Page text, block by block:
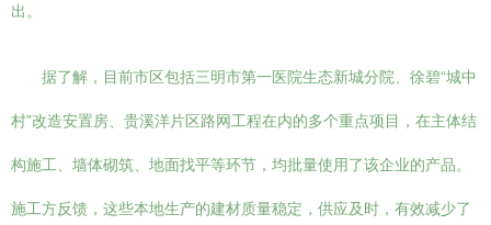
出。
据了解，目前市区包括三明市第一医院生态新城分院、徐碧“城中
村”改造安置房、贵溪洋片区路网工程在内的多个重点项目，在主体结
构施工、墙体砌筑、地面找平等环节，均批量使用了该企业的产品。
施工方反馈，这些本地生产的建材质量稳定，供应及时，有效减少了